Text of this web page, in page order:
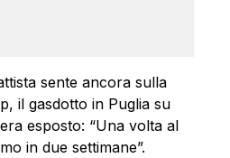
sente ancora sulla
il gasdotto in Puglia su
esposto: “Una volta al
in due settimane”.